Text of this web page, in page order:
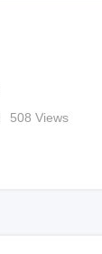
508 Views